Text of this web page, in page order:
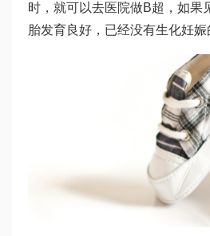
时，就可以去医院做B超，如果
胎发育良好，已经没有生化妊娠